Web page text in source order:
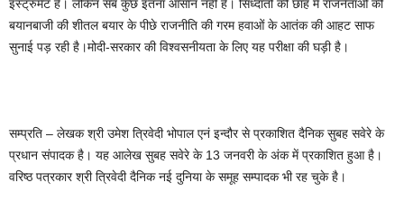
इंस्ट्रुमेंट है। लेकिन सब कुछ इतना आसान नहीं है। सिध्दांतों की छांह में राजनेताओं की
बयानबाजी की शीतल बयार के पीछे राजनीति की गरम हवाओं के आतंक की आहट साफ
सुनाई पड़ रही है।मोदी-सरकार की विश्वसनीयता के लिए यह परीक्षा की घड़ी है।
सम्प्रति – लेखक श्री उमेश त्रिवेदी भोपाल एनं इन्दौर से प्रकाशित दैनिक सुबह सवेरे के
प्रधान संपादक है। यह आलेख सुबह सवेरे के 13 जनवरी के अंक में प्रकाशित हुआ है।
वरिष्ठ पत्रकार श्री त्रिवेदी दैनिक नई दुनिया के समूह सम्पादक भी रह चुके है।